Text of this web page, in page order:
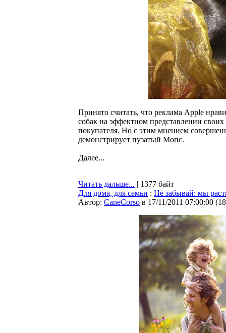
Принято считать, что реклама Apple
собак на эффектном представлении
покупателя. Но с этим мнением
демонстрирует пузатый Мопс.
Далее...
Читать дальше... | 1377 байт
Для дома, для семьи : Не забывай: мы
Автор: CaneCorso в 17/11/2011 07:00:00 (